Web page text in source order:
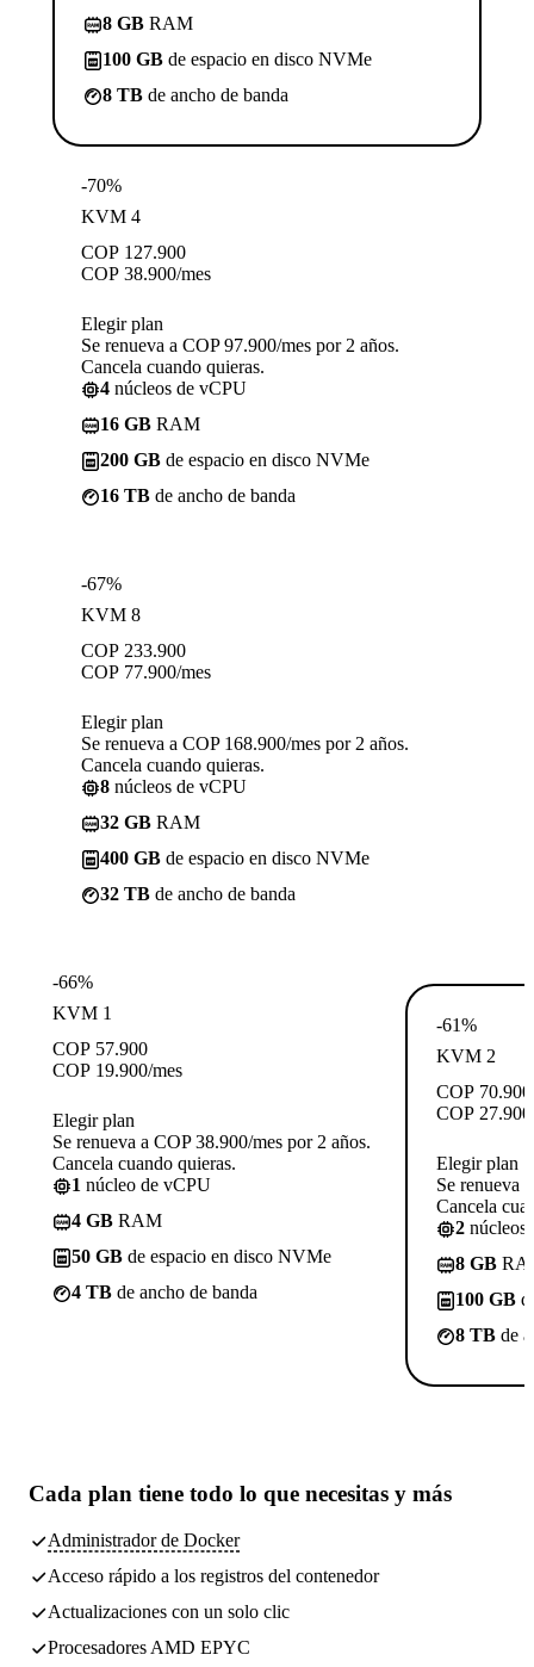
8 GB RAM
100 GB de espacio en disco NVMe
8 TB de ancho de banda
-70%
KVM 4
COP 127.900
COP 38.900/mes
Elegir plan
Se renueva a COP 97.900/mes por 2 años.
Cancela cuando quieras.
4 núcleos de vCPU
16 GB RAM
200 GB de espacio en disco NVMe
16 TB de ancho de banda
-67%
KVM 8
COP 233.900
COP 77.900/mes
Elegir plan
Se renueva a COP 168.900/mes por 2 años.
Cancela cuando quieras.
8 núcleos de vCPU
32 GB RAM
400 GB de espacio en disco NVMe
32 TB de ancho de banda
-66%
KVM 1
COP 57.900
COP 19.900/mes
Elegir plan
Se renueva a COP 38.900/mes por 2 años.
Cancela cuando quieras.
1 núcleo de vCPU
4 GB RAM
50 GB de espacio en disco NVMe
4 TB de ancho de banda
-61%
KVM 2
COP 70.900
COP 27.900
Elegir plan
Se renueva
Cancela
2 núcleos
8 GB
100 GB
8 TB de
Cada plan tiene todo lo que necesitas y más
Administrador de Docker
Acceso rápido a los registros del contenedor
Actualizaciones con un solo clic
Procesadores AMD EPYC